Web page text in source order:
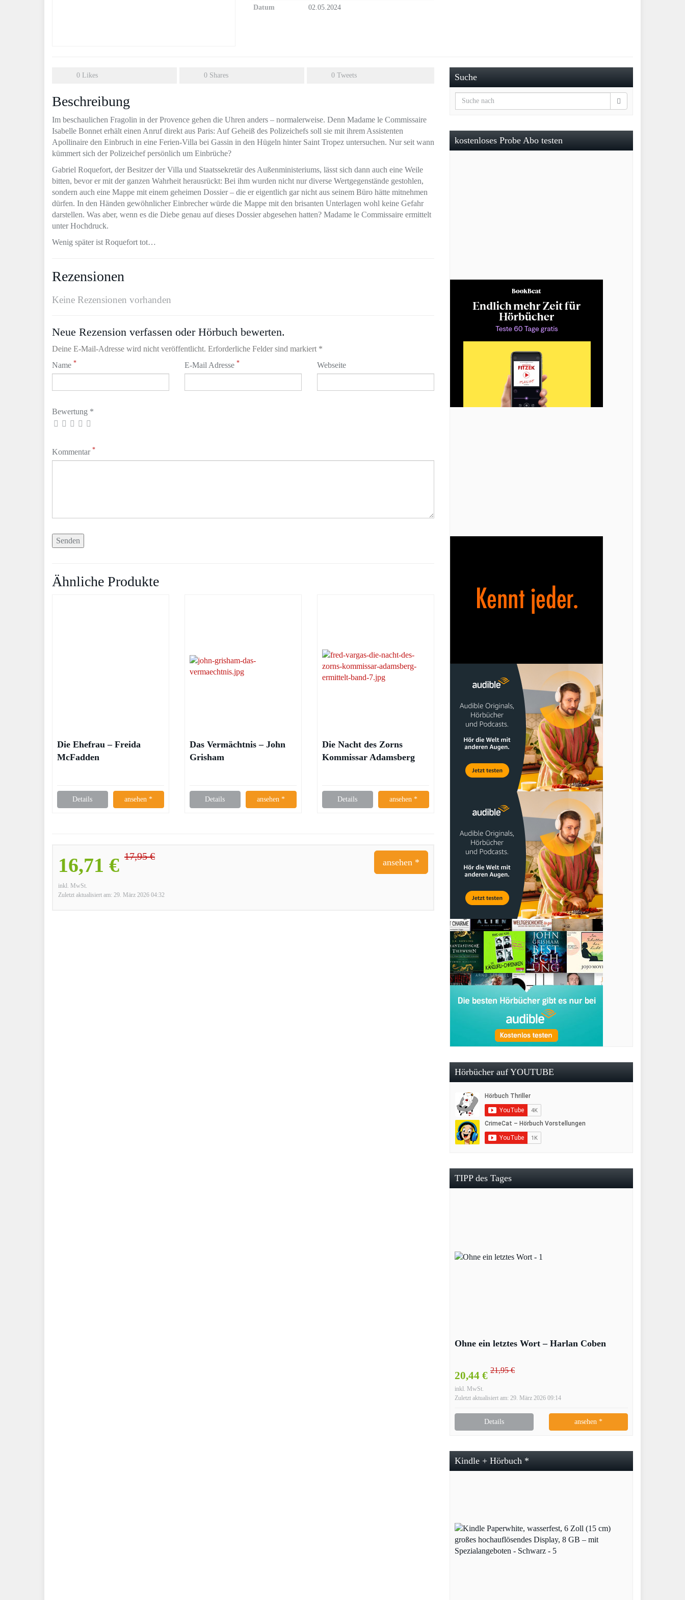
Datum 02.05.2024
0 Likes 0 Shares 0 Tweets
Beschreibung
Im beschaulichen Fragolin in der Provence gehen die Uhren anders – normalerweise. Denn Madame le Commissaire
Isabelle Bonnet erhält einen Anruf direkt aus Paris: Auf Geheiß des Polizeichefs soll sie mit ihrem Assistenten
Apollinaire den Einbruch in eine Ferien-Villa bei Gassin in den Hügeln hinter Saint Tropez untersuchen. Nur seit wann
kümmert sich der Polizeichef persönlich um Einbrüche?
Gabriel Roquefort, der Besitzer der Villa und Staatssekretär des Außenministeriums, lässt sich dann auch eine Weile
bitten, bevor er mit der ganzen Wahrheit herausrückt: Bei ihm wurden nicht nur diverse Wertgegenstände gestohlen,
sondern auch eine Mappe mit einem geheimen Dossier – die er eigentlich gar nicht aus seinem Büro hätte mitnehmen
dürfen. In den Händen gewöhnlicher Einbrecher würde die Mappe mit den brisanten Unterlagen wohl keine Gefahr
darstellen. Was aber, wenn es die Diebe genau auf dieses Dossier abgesehen hatten? Madame le Commissaire ermittelt
unter Hochdruck.
Wenig später ist Roquefort tot…
Rezensionen
Keine Rezensionen vorhanden
Neue Rezension verfassen oder Hörbuch bewerten.
Deine E-Mail-Adresse wird nicht veröffentlicht. Erforderliche Felder sind markiert *
Name * E-Mail Adresse * Webseite
Bewertung *
Kommentar *
Ähnliche Produkte
Die Ehefrau – Freida
McFadden
Details ansehen *
Das Vermächtnis – John
Grisham
Details ansehen *
Die Nacht des Zorns
Kommissar Adamsberg
Details ansehen *
16,71 € 17,95 €
inkl. MwSt.
Zuletzt aktualisiert am: 29. März 2026 04:32
ansehen *
Suche
kostenloses Probe Abo testen
Hörbücher auf YOUTUBE
TIPP des Tages
Ohne ein letztes Wort – Harlan Coben
20,44 € 21,95 €
inkl. MwSt.
Zuletzt aktualisiert am: 29. März 2026 09:14
Details ansehen *
Kindle + Hörbuch *